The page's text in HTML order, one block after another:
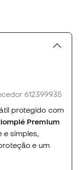
612399935
protegido com
Premium
e simples,
e um